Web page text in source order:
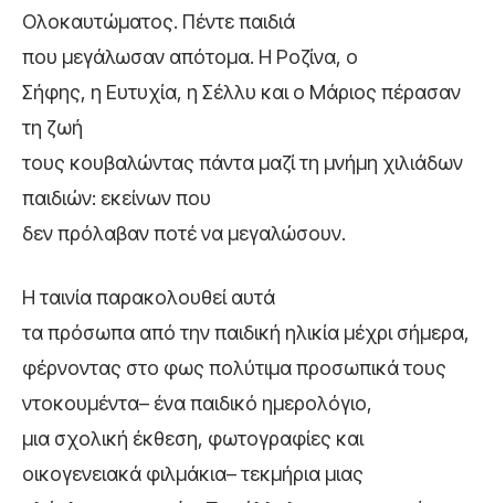
Ολοκαυτώματος. Πέντε παιδιά
που μεγάλωσαν απότομα. Η Ροζίνα, ο
Σήφης, η Ευτυχία, η Σέλλυ και ο Μάριος πέρασαν
τη ζωή
τους κουβαλώντας πάντα μαζί τη μνήμη χιλιάδων
παιδιών: εκείνων που
δεν πρόλαβαν ποτέ να μεγαλώσουν.
Η ταινία παρακολουθεί αυτά
τα πρόσωπα από την παιδική ηλικία μέχρι σήμερα,
φέρνοντας στο φως πολύτιμα προσωπικά τους
ντοκουμέντα– ένα παιδικό ημερολόγιο,
μια σχολική έκθεση, φωτογραφίες και
οικογενειακά φιλμάκια– τεκμήρια μιας